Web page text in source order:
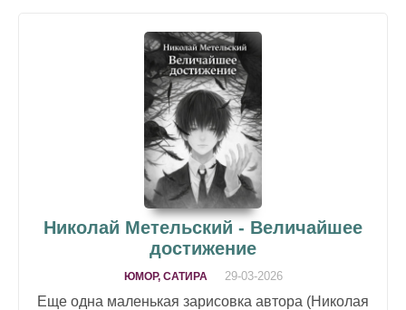
Николай Метельский - Величайшее
достижение
ЮМОР, САТИРА 29-03-2026
Еще одна маленькая зарисовка автора (Николая